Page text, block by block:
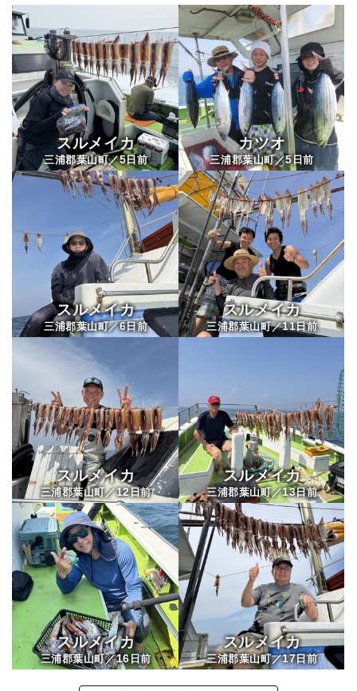
スルメイカ
三浦郡葉山町／5日前
カツオ
三浦郡葉山町／5日前
スルメイカ
三浦郡葉山町／6日前
スルメイカ
三浦郡葉山町／11日前
スルメイカ
三浦郡葉山町／12日前
スルメイカ
三浦郡葉山町／13日前
スルメイカ
三浦郡葉山町／16日前
スルメイカ
三浦郡葉山町／17日前
長三朗丸